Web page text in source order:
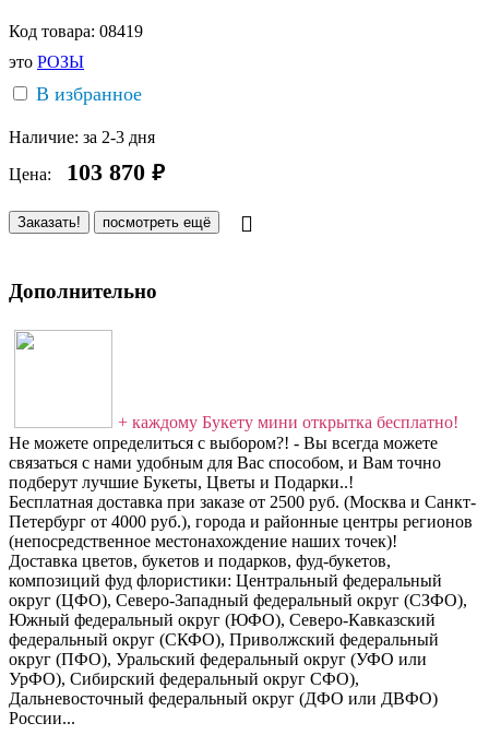
Код товара: 08419
это РОЗЫ
В избранное
Наличие: за 2-3 дня
Цена:
103 870 руб.
Заказать! посмотреть ещё
Дополнительно
+ каждому Букету мини открытка бесплатно!
Не можете определиться с выбором?! - Вы всегда можете
связаться с нами удобным для Вас способом, и Вам точно
подберут лучшие Букеты, Цветы и Подарки..!
Бесплатная доставка при заказе от 2500 руб. (Москва и Санкт-
Петербург от 4000 руб.), города и районные центры регионов
(непосредственное местонахождение наших точек)!
Доставка цветов, букетов и подарков, фуд-букетов,
композиций фуд флористики: Центральный федеральный
округ (ЦФО), Северо-Западный федеральный округ (СЗФО),
Южный федеральный округ (ЮФО), Северо-Кавказский
федеральный округ (СКФО), Приволжский федеральный
округ (ПФО), Уральский федеральный округ (УФО или
УрФО), Сибирский федеральный округ СФО),
Дальневосточный федеральный округ (ДФО или ДВФО)
России...